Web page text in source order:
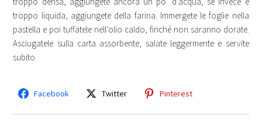
troppo liquida, aggiungete della farina. Immergete le foglie nella
pastella e poi tuffatele nell’olio caldo, finché non saranno dorate.
Asciugatele sulla carta assorbente, salate leggermente e servite
subito.
Facebook Twitter Pinterest